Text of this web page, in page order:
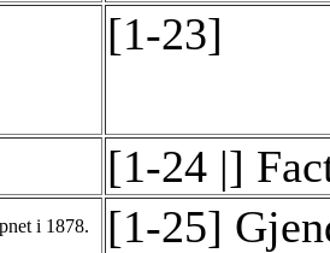
[1-23]
[1-24 |]
i 1878. [1-25]